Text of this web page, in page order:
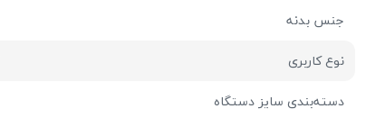
جنس بدنه
نوع کاربری
دسته‌بندی سایز دستگاه